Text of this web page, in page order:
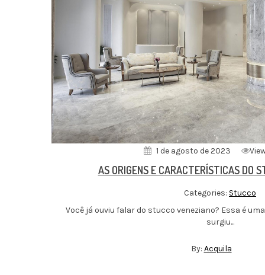
1 de agosto de 2023
AS ORIGENS E CARACTERÍSTICAS DO
Categories: Stucco
Você já ouviu falar do stucco veneziano? Essa é
surgiu...
By: Acquila